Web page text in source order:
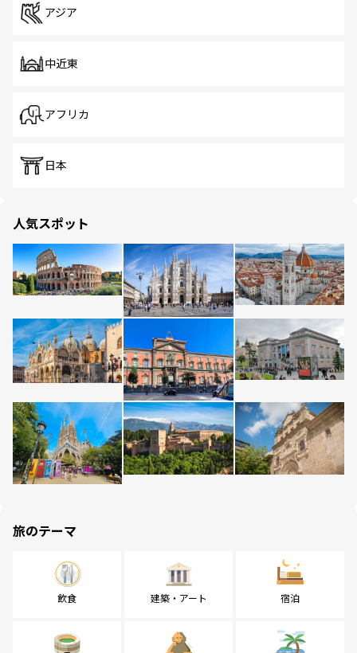
アジア
中近東
アフリカ
日本
人気スポット
旅のテーマ
飲食 建築・アート 宿泊